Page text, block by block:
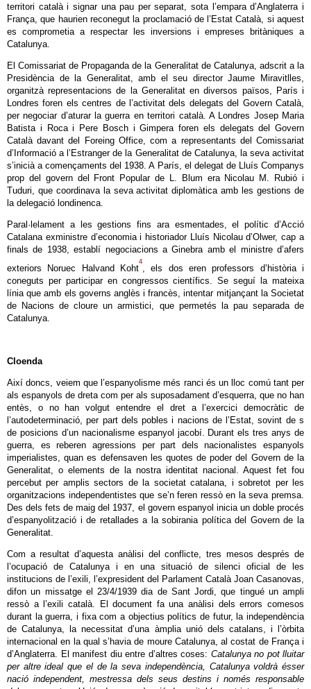
territori català i signar una pau per separat, sota l’empara d’Anglaterra i
França, que haurien reconegut la proclamació de l’Estat Català, si aquest
es comprometia a respectar les inversions i empreses britàniques a
Catalunya.
El Comissariat de Propaganda de la Generalitat de Catalunya, adscrit a la
Presidència de la Generalitat, amb el seu director Jaume Miravitlles,
organitzà representacions de la Generalitat en diversos països, París i
Londres foren els centres de l’activitat dels delegats del Govern Català,
per negociar d’aturar la guerra en territori català. A Londres Josep Maria
Batista i Roca i Pere Bosch i Gimpera foren els delegats del Govern
Català davant del Foreing Office, com a representants del Comissariat
d’Informació a l’Estranger de la Generalitat de Catalunya, la seva activitat
s’inicià a començaments del 1938. A París, el delegat de Lluís Companys
prop del govern del Front Popular de L. Blum era Nicolau M. Rubió i
Tuduri, que coordinava la seva activitat diplomàtica amb les gestions de
la delegació londinenca.
Paral·lelament a les gestions fins ara esmentades, el polític d’Acció
Catalana exministre d’economia i historiador Lluís Nicolau d’Olwer, cap a
finals de 1938, establí negociacions a Ginebra amb el ministre d’afers
exteriors Noruec Halvand Koht
4
, els dos eren professors d’història i
coneguts per participar en congressos científics. Se seguí la mateixa
línia que amb els governs anglès i francès, intentar mitjançant la Societat
de Nacions de cloure un armistici, que permetés la pau separada de
Catalunya.
Cloenda
Així doncs, veiem que l’espanyolisme més ranci és un lloc comú tant per
als espanyols de dreta com per als suposadament d’esquerra, que no han
entès, o no han volgut entendre el dret a l’exercici democràtic de
l’autodeterminació, per part dels pobles i nacions de l’Estat, sovint de s
de posicions d’un nacionalisme espanyol jacobí. Durant els tres anys de
guerra, es reberen agressions per part dels nacionalistes espanyols
imperialistes, quan es defensaven les quotes de poder del Govern de la
Generalitat, o elements de la nostra identitat nacional. Aquest fet fou
percebut per amplis sectors de la societat catalana, i sobretot per les
organitzacions independentistes que se’n feren ressò en la seva premsa.
Des dels fets de maig del 1937, el govern espanyol inicia un doble procés
d’espanyolització i de retallades a la sobirania política del Govern de la
Generalitat.
Com a resultat d’aquesta anàlisi del conflicte, tres mesos després de
l’ocupació de Catalunya i en una situació de silenci oficial de les
institucions de l’exili, l’expresident del Parlament Català Joan Casanovas,
difon un missatge el 23/4/1939 dia de Sant Jordi, que tingué un ampli
ressò a l’exili català. El document fa una anàlisi dels errors comesos
durant la guerra, i fixa com a objectius polítics de futur, la independència
de Catalunya, la necessitat d’una àmplia unió dels catalans, i l’òrbita
internacional en la qual s’havia de moure Catalunya, al costat de França i
d’Anglaterra. El manifest diu entre d’altres coses: Catalunya no pot lluitar
per altre ideal que el de la seva independència, Catalunya voldrà ésser
nació independent, mestressa dels seus destins i només responsable